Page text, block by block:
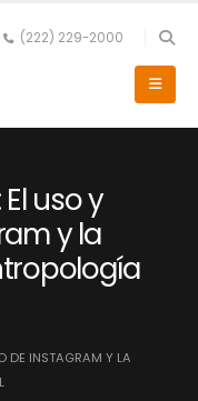
(222) 229-2000
uso y
y la
DE INSTAGRAM Y LA